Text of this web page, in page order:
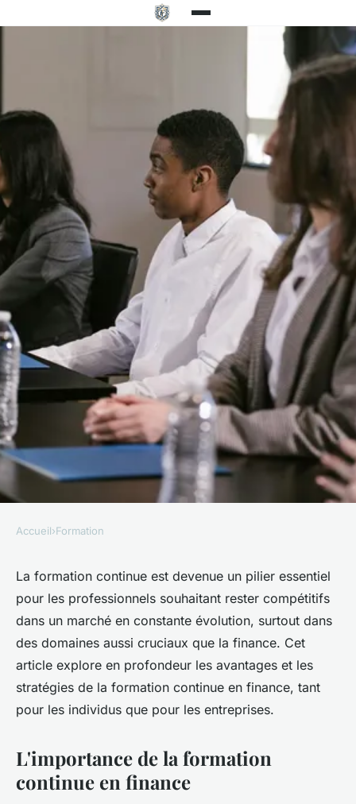
Comment la formation
continue en finance peut vous
aider à optimiser son parcours
professionnel ?
Nathalie•6 mai 2025 •7 min de lecture
Accueil›Formation
La formation continue est devenue un pilier essentiel
pour les professionnels souhaitant rester compétitifs
dans un marché en constante évolution, surtout dans
des domaines aussi cruciaux que la finance. Cet
article explore en profondeur les avantages et les
stratégies de la formation continue en finance, tant
pour les individus que pour les entreprises.
L'importance de la formation
continue en finance